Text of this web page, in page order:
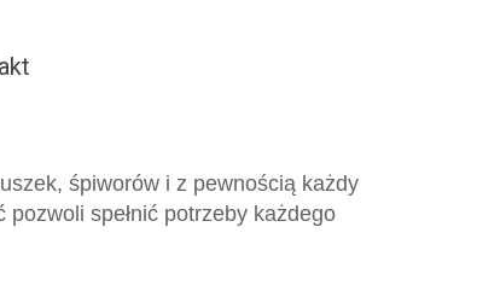
śpiworów i z pewnością każdy
spełnić potrzeby każdego